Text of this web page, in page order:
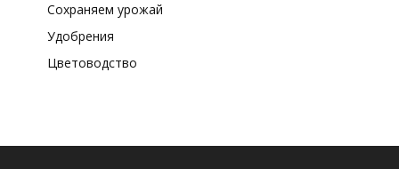
Сохраняем урожай
Удобрения
Цветоводство